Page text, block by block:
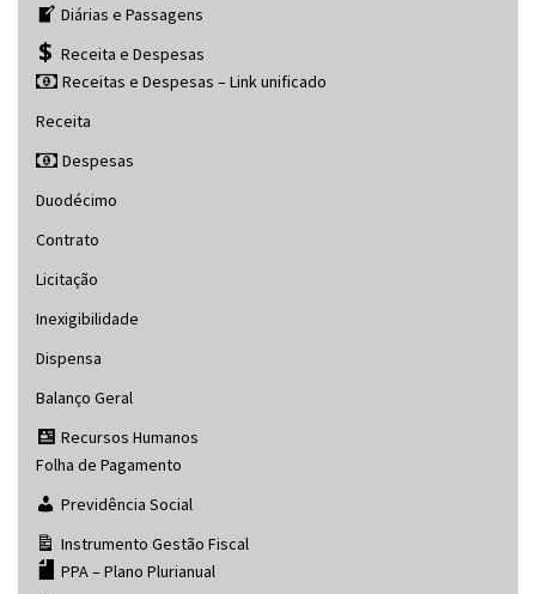
Diárias e Passagens
Receita e Despesas
Receitas e Despesas – Link unificado
Receita
Despesas
Duodécimo
Contrato
Licitação
Inexigibilidade
Dispensa
Balanço Geral
Recursos Humanos
Folha de Pagamento
Previdência Social
Instrumento Gestão Fiscal
PPA – Plano Plurianual